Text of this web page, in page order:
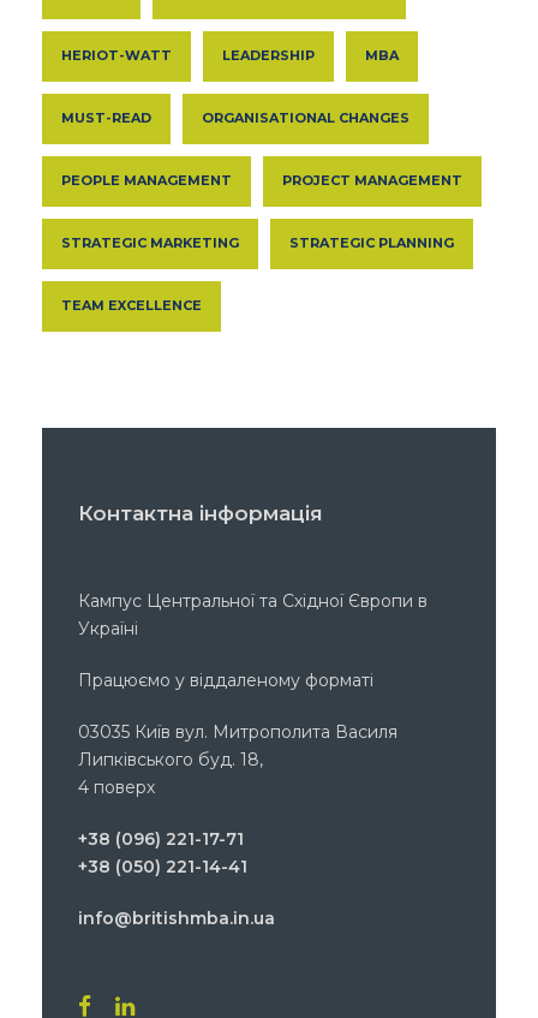
HERIOT-WATT LEADERSHIP MBA
MUST-READ ORGANISATIONAL CHANGES
PEOPLE MANAGEMENT PROJECT MANAGEMENT
STRATEGIC MARKETING STRATEGIC PLANNING
TEAM EXCELLENCE
Контактна інформація
Кампус Центральної та Східної Європи в
Україні
Працюємо у віддаленому форматі
03035 Київ вул. Митрополита Василя
Липківського буд. 18,
4 поверх
+38 (096) 221-17-71
+38 (050) 221-14-41
info@britishmba.in.ua